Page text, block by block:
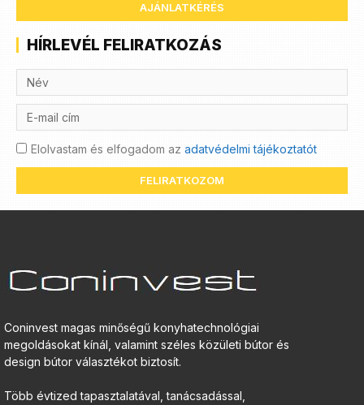
AJÁNLATKÉRÉS
HÍRLEVÉL FELIRATKOZÁS
Elolvastam és elfogadom az adatvédelmi tájékoztatót
FELIRATKOZOM
Coninvest magas minőségű konyhatechnológiai
megoldásokat kínál, valamint széles közületi bútor és
design bútor választékot biztosít.
Több évtized tapasztalatával, tanácsadással,